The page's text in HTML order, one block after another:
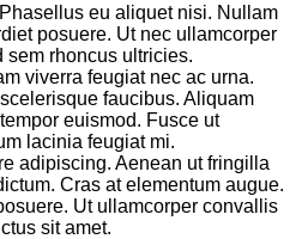
eu aliquet nisi. Nullam
posuere. Ut nec ullamcorper
rhoncus ultricies.
viverra feugiat nec ac urna.
faucibus. Aliquam
euismod. Fusce ut
lacinia feugiat mi.
adipiscing. Aenean ut fringilla
Cras at elementum augue.
Ut ullamcorper convallis
sit amet.